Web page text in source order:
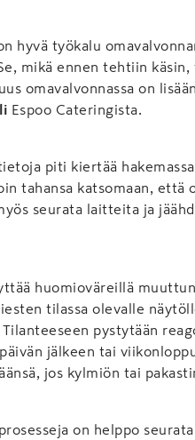
hyvä työkalu
mikä ennen tehtiin
omavalvonnassa on
Espoo Cateringista.
piti kiertää
tahansa katsomaan,
seurata laitteita ja
huomioväreillä
tilassa olevalle
Tilanteeseen pystytään
jälkeen tai
jos kylmiön tai
on helppo